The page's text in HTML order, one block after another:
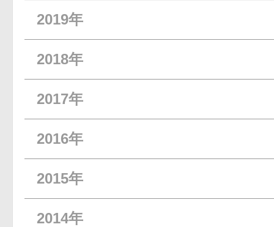
2019年
2018年
2017年
2016年
2015年
2014年